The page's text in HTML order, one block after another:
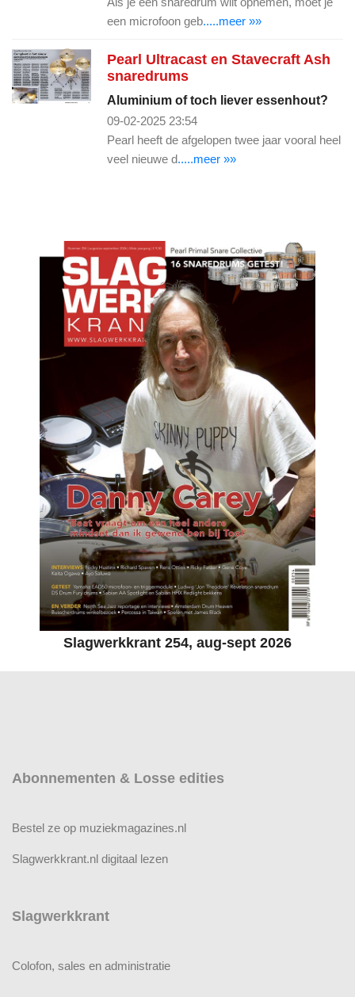
een microfoon geb.....meer »»
Pearl Ultracast en Stavecraft Ash
snaredrums
Aluminium of toch liever essenhout?
09-02-2025 23:54
Pearl heeft de afgelopen twee jaar vooral heel
veel nieuwe d.....meer »»
Slagwerkkrant 254, aug-sept 2026
Abonnementen & Losse edities
Bestel ze op muziekmagazines.nl
Slagwerkkrant.nl digitaal lezen
Slagwerkkrant
Colofon, sales en administratie